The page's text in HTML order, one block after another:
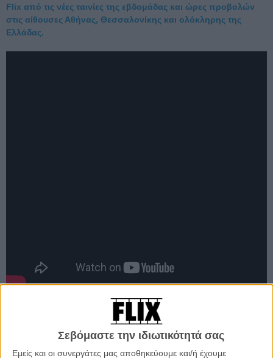
Σεβόμαστε την ιδιωτικότητά σας
Εμείς και οι συνεργάτες μας αποθηκεύουμε και/ή έχουμε
Flix από τις νέες ταινίες της εβδομάδας και ώρες προβολών
στις αίθουσες Αθήνας, Θεσσαλονίκης και ολόκληρης της
Ελλάδας.
Yesterday του Ντάνι Μπόιλ